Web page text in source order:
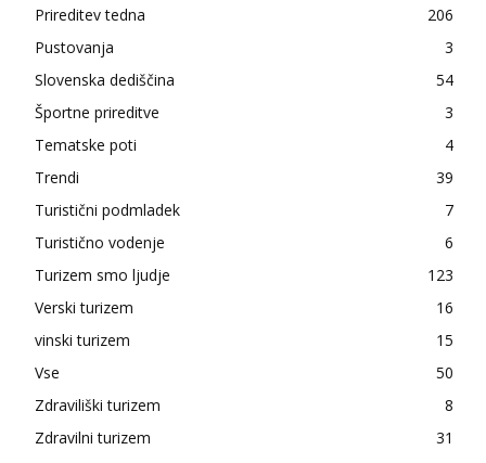
Prireditev tedna
206
Pustovanja
3
Slovenska dediščina
54
Športne prireditve
3
Tematske poti
4
Trendi
39
Turistični podmladek
7
Turistično vodenje
6
Turizem smo ljudje
123
Verski turizem
16
vinski turizem
15
Vse
50
Zdraviliški turizem
8
Zdravilni turizem
31